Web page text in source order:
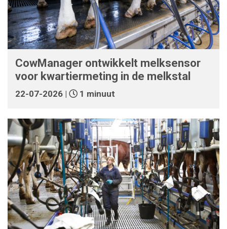
CowManager ontwikkelt melksensor
voor kwartiermeting in de melkstal
22-07-2026 | 1 minuut